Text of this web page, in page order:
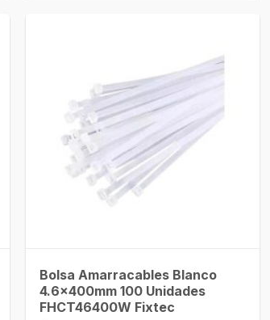
Bolsa Amarracables Blanco
4.6x400mm 100 Unidades
FHCT46400W Fixtec